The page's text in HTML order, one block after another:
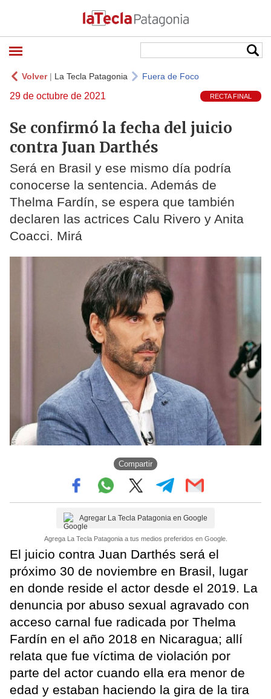
Volver| La Tecla Patagonia Fuera de Foco
29 de octubre de 2021 RECTA FINAL
Se confirmó la fecha del juicio
contra Juan Darthés
Será en Brasil y ese mismo día podría
conocerse la sentencia. Además de
Thelma Fardín, se espera que también
declaren las actrices Calu Rivero y Anita
Coacci. Mirá
Compartir
Agregar La Tecla Patagonia en Google
Agrega La Tecla Patagonia a tus medios preferidos en Google.
El juicio contra Juan Darthés será el
próximo 30 de noviembre en Brasil, lugar
en donde reside el actor desde el 2019. La
denuncia por abuso sexual agravado con
acceso carnal fue radicada por Thelma
Fardín en el año 2018 en Nicaragua; allí
relata que fue víctima de violación por
parte del actor cuando ella era menor de
edad y estaban haciendo la gira de la tira